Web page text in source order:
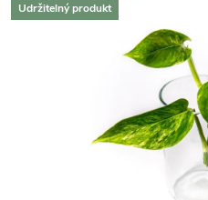
Udržitelný produkt